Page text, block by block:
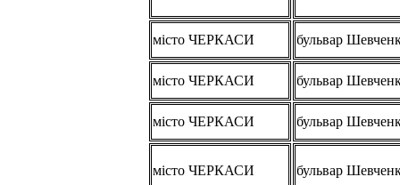
місто ЧЕРКАСИ бульвар
місто ЧЕРКАСИ бульвар
місто ЧЕРКАСИ бульвар
місто ЧЕРКАСИ бульвар